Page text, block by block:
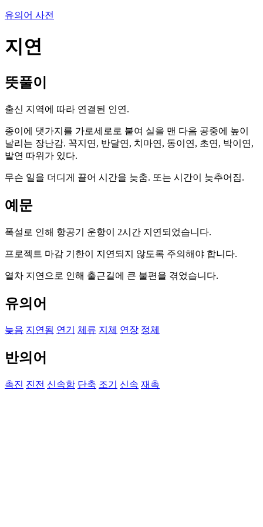
유의어 사전
지연
뜻풀이
출신 지역에 따라 연결된 인연.
종이에 댓가지를 가로세로로 붙여 실을 맨 다음 공중에 높이
날리는 장난감. 꼭지연, 반달연, 치마연, 동이연, 초연, 박이연,
발연 따위가 있다.
무슨 일을 더디게 끌어 시간을 늦춤. 또는 시간이 늦추어짐.
예문
폭설로 인해 항공기 운항이 2시간 지연되었습니다.
프로젝트 마감 기한이 지연되지 않도록 주의해야 합니다.
열차 지연으로 인해 출근길에 큰 불편을 겪었습니다.
유의어
늦음 지연됨 연기 체류 지체 연장 정체
반의어
촉진 진전 신속함 단축 조기 신속 재촉